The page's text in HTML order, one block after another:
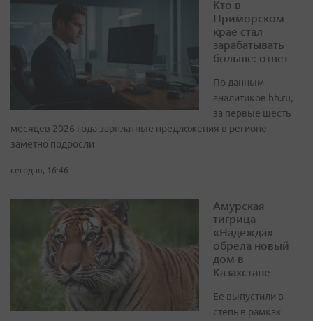
Кто в
Приморском
крае стал
зарабатывать
больше: ответ
По данным
аналитиков hh.ru,
за первые шесть
месяцев 2026 года зарплатные предложения в регионе
заметно подросли
сегодня, 16:46
Амурская
тигрица
«Надежда»
обрела новый
дом в
Казахстане
Ее выпустили в
степь в рамках